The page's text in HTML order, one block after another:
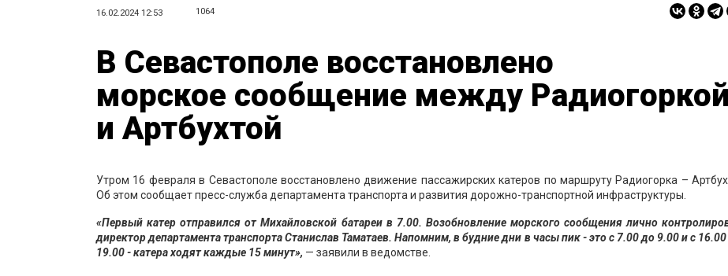
16.02.2024 12:53 1064
В Севастополе восстановлено
морское сообщение между Радиогоркой
и Артбухтой
Утром 16 февраля в Севастополе восстановлено движение пассажирских катеров по маршруту Радиогорка –
Об этом сообщает пресс-служба департамента транспорта и развития дорожно-транспортной инфраструктуры.
«Первый катер отправился от Михайловской батареи в 7.00. Возобновление морского сообщения лично
директор департамента транспорта Станислав Таматаев. Напомним, в будние дни в часы пик - это с 7.00 до 9.00 и с
19.00 - катера ходят каждые 15 минут», — заявили в ведомстве.